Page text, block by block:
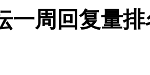
一周回复量排